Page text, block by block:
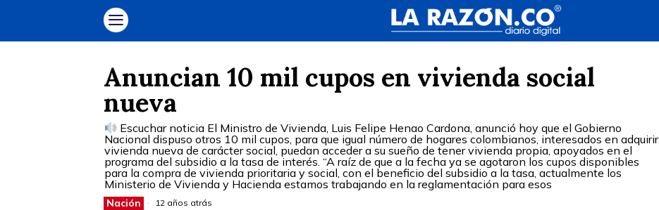
Anuncian 10 mil cupos en vivienda social
nueva
Escuchar noticia El Ministro de Vivienda, Luis Felipe Henao Cardona, anunció hoy que el Gobierno
Nacional dispuso otros 10 mil cupos, para que igual número de hogares colombianos, interesados en adquirir
vivienda nueva de carácter social, puedan acceder a su sueño de tener vivienda propia, apoyados en el
programa del subsidio a la tasa de interés. “A raíz de que a la fecha ya se agotaron los cupos disponibles
para la compra de vivienda prioritaria y social, con el beneficio del subsidio a la tasa, actualmente los
Ministerio de Vivienda y Hacienda estamos trabajando en la reglamentación para esos
Nación 12 años atrás